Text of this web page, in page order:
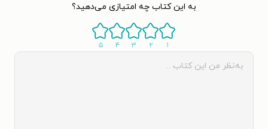
به این کتاب چه امتیازی می‌دهید؟
۱ ۲ ۳ ۴ ۵